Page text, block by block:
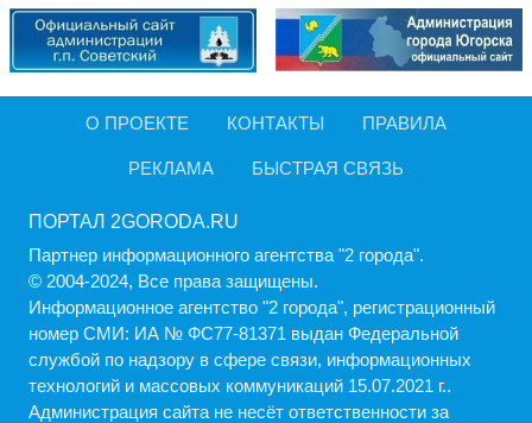
О ПРОЕКТЕ КОНТАКТЫ ПРАВИЛА
РЕКЛАМА БЫСТРАЯ СВЯЗЬ
ПОРТАЛ 2GORODA.RU
Партнер информационного агентства "2 города".
© 2004-2024, Все права защищены.
Информационное агентство "2 города", регистрационный
номер СМИ: ИА № ФС77-81371 выдан Федеральной
службой по надзору в сфере связи, информационных
технологий и массовых коммуникаций 15.07.2021 г..
Администрация cайта не несёт ответственности за